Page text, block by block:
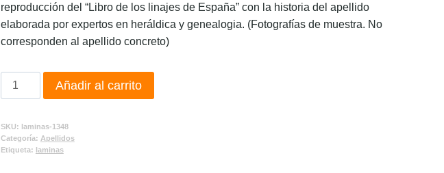
reproducción del “Libro de los linajes de España” con la historia del apellido
elaborada por expertos en heráldica y genealogia. (Fotografías de muestra. No
corresponden al apellido concreto)
Añadir al carrito
SKU: laminas-1348
Categoría: Apellidos
Etiqueta: laminas